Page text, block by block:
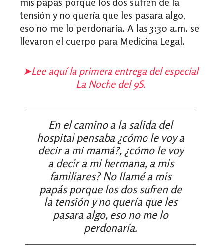
tensión y no quería que les pasara algo,
eso no me lo perdonaría. A las 3:30 a.m. se
llevaron el cuerpo para Medicina Legal.
➤Lee aquí la primera entrega del especial
La Noche del 9S.
En el camino a la salida del
hospital pensaba ¿cómo le voy a
decir a mi mamá?, ¿cómo le voy
a decir a mi hermana, a mis
familiares? No llamé a mis
papás porque los dos sufren de
la tensión y no quería que les
pasara algo, eso no me lo
perdonaría.